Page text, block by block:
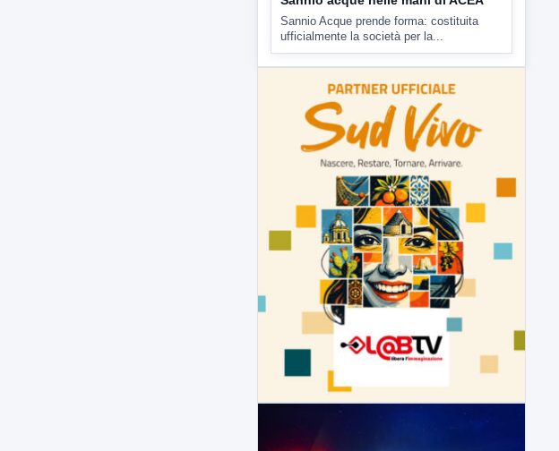
▶
5 AGOSTO 2026 ATTUALITÀ
Sannio acque nelle mani di ACEA
Sannio Acque prende forma: costituita
ufficialmente la società per la...